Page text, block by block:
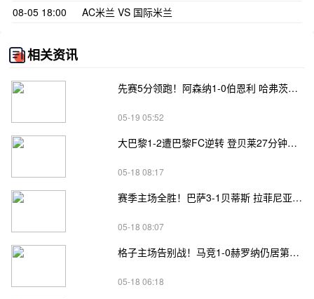
08-05 18:00
AC米兰 VS 国际米兰
相关资讯
先赛5分领跑！阿森纳1-0伯恩利 哈弗茨制胜+蹬踏染黄 萨卡献助攻
05-19 05:52
大巴黎1-2遭巴黎FC逆转 登贝莱27分钟伤退 戈里替补双响+读秒绝杀
05-18 08:17
赛季主场全胜！巴萨3-1贝蒂斯 拉菲尼亚双响坎塞洛破门伊斯科点射
05-18 08:07
格子主场告别战！马竞1-0赫罗纳仍居第四 格子助攻卢克曼制胜球
05-18 06:18